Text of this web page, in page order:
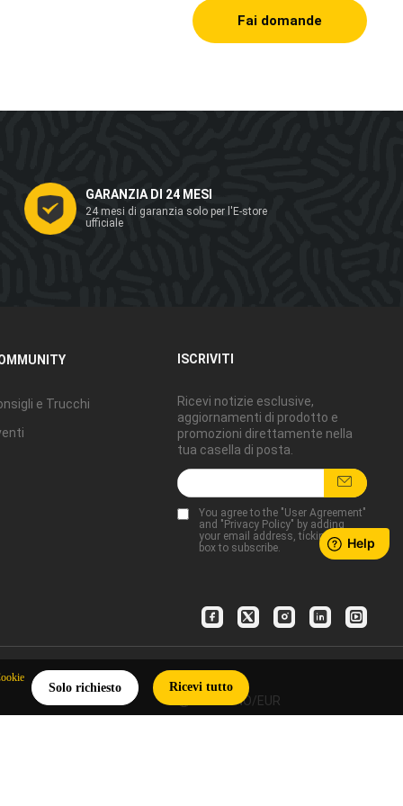
Fai domande
GARANZIA DI 24 MESI
24 mesi di garanzia solo per l'E-store
ufficiale
ISCRIVITI
Ricevi notizie esclusive,
aggiornamenti di prodotto e
promozioni direttamente nella
tua casella di posta.
You agree to the "User Agreement"
and "Privacy Policy" by adding
your email address, ticking the
box to subscribe.
e Trucchi
ITALIANO/EUR
Solo richiesto Ricevi tutto